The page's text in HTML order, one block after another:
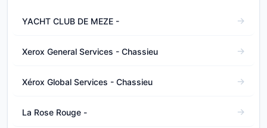
YACHT CLUB DE MEZE -
Xerox General Services - Chassieu
Xérox Global Services - Chassieu
La Rose Rouge -